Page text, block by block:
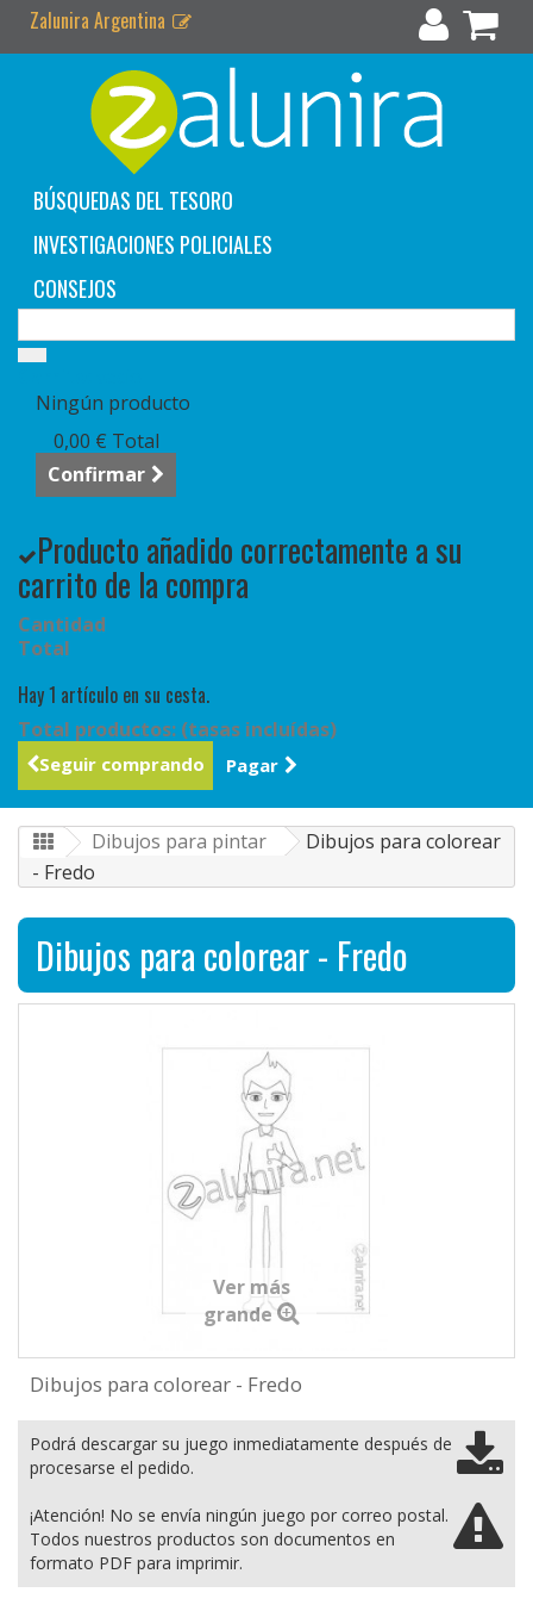
Zalunira Argentina
BÚSQUEDAS DEL TESORO
INVESTIGACIONES POLICIALES
CONSEJOS
Ningún producto
0,00 € Total
Confirmar
Producto añadido correctamente a su
carrito de la compra
Cantidad
Total
Hay 1 artículo en su cesta.
Total productos: (tasas incluídas)
Seguir comprando Pagar
Dibujos para pintar
Dibujos para colorear
- Fredo
Dibujos para colorear - Fredo
Ver más
grande
Dibujos para colorear - Fredo
Podrá descargar su juego inmediatamente después de
procesarse el pedido.
¡Atención! No se envía ningún juego por correo postal.
Todos nuestros productos son documentos en
formato PDF para imprimir.